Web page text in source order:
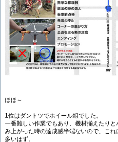
ほほ～
1位はダントツでホイール組でした。
一番難しい作業でもあり、機材揃えたり
み上がった時の達成感半端ないので、こ
多いはず。